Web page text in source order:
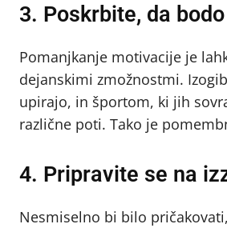
3. Poskrbite, da
Pomanjkanje motivacije je
dejanskimi zmožnostmi.
upirajo, in športom, ki jih
različne poti. Tako je
4. Pripravite se na
Nesmiselno bi bilo